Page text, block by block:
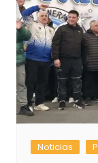
Noticias